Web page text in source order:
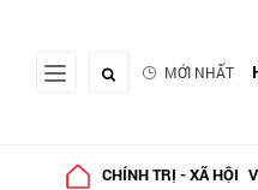
MỚI NHẤT
CHÍNH TRỊ - XÃ HỘI